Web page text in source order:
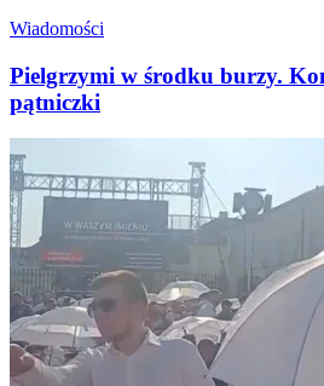
Wiadomości
Pielgrzymi w środku burzy.
pątniczki